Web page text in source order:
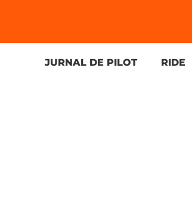
JURNAL DE PILOT RIDE